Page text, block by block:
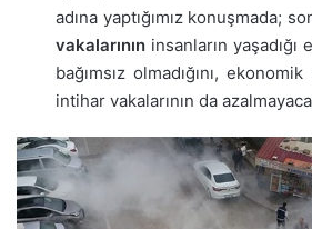
adına yaptığımız konuşmada;
vakalarının insanların yaşadığı
bağımsız olmadığını,
intihar vakalarının da